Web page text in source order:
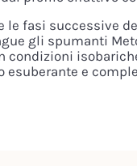
le fasi successive
gli spumanti
esuberante e